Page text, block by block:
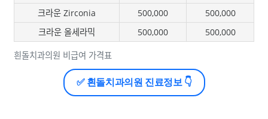
흰돌치과의원 비급여 가격표
크라운 Zirconia
500,000
500,000
크라운 올세라믹
500,000 500,000
✅ 흰돌치과의원 진료정보 👇